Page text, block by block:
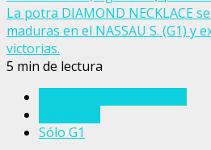
La potra DIAMOND NECKLACE
maduras en el NASSAU S. (G1) y
victorias.
5 min de lectura
Sólo G1